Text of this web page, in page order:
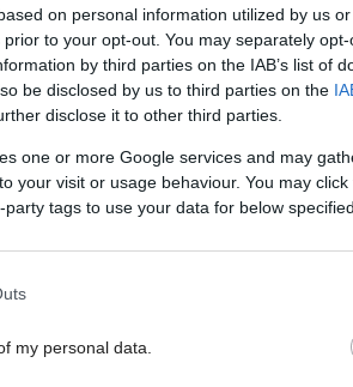
on personal information utilized by us
to your opt-out. You may separately
by third parties on the IAB’s list of
be disclosed by us to third parties on the
disclose it to other third parties.
one or more Google services and may
your visit or usage behaviour. You may
tags to use your data for below
my personal data.